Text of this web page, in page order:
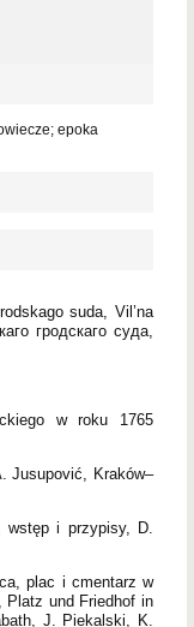
epoka
suda, Vil’na
гродскаго суда,
w roku 1765
Jusupović, Kraków–
wstęp i przypisy, D.
plac i cmentarz w
Platz und Friedhof in
J. Piekalski, K.